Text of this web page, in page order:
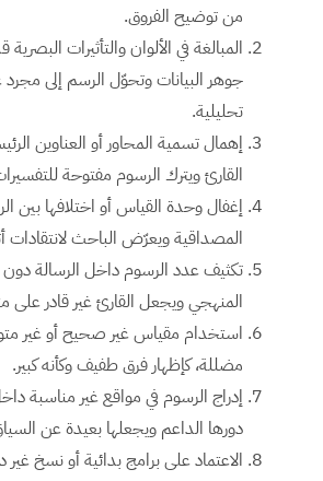
من توضيح الفروق.
المبالغة في الألوان والتأثيرات
جوهر البيانات وتحوّل الرسم إلى مجرد
تحليلية.
إهمال تسمية المحاور أو العناوين
القارئ ويترك الرسوم مفتوحة
إغفال وحدة القياس أو اختلافها
المصداقية ويعرّض الباحث لانتقادات
تكثيف عدد الرسوم داخل الرسالة دون
المنهجي ويجعل القارئ غير قادر على
استخدام مقياس غير صحيح أو غير
مضللة، كإظهار فرق طفيف وكأنه كبير.
إدراج الرسوم في مواقع غير
دورها الداعم ويجعلها بعيدة عن
الاعتماد على برامج بدائية أو نسخ